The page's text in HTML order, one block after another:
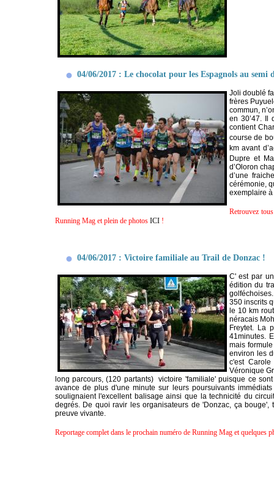
04/06/2017 : Le chocolat pour les Espagnols au semi
Joli doublé
frères
commun,
en 30’47. Il
contient
course de
km avant
Dupre et
d’Oloron
d’une
cérémonie,
exemplaire
Retrouvez
Running Mag et plein de photos ICI!
04/06/2017 : Victoire familiale au Trail de Donzac !
C' est par
édition du
350 inscrits
le 10 km
néracais
Freytet. La
41minutes.
mais
environ les
c'est
Véronique
long parcours, (120 partants) victoire 'familiale' puisque ce
avance de plus d'une minute sur leurs poursuivants
soulignaient l'excellent balisage ainsi que la technicité du
degrés. De quoi ravir les organisateurs de 'Donzac, ça
preuve vivante.
Reportage complet dans le prochain numéro de Running Mag et quelques